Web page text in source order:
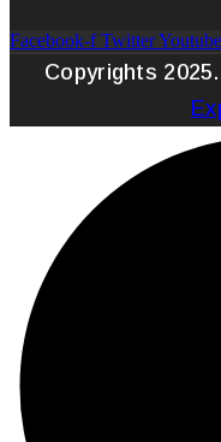
Facebook-f TwitterYoutube
Copyrights